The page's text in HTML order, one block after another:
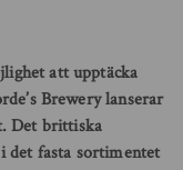
att upptäcka
Brewery lanserar
Det brittiska
det fasta sortimentet